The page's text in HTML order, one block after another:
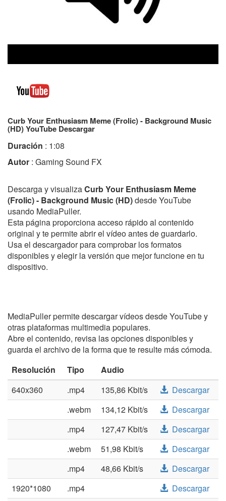
Curb Your Enthusiasm Meme (Frolic) - Background Music
(HD) YouTube Descargar
Duración : 1:08
Autor : Gaming Sound FX
Descarga y visualizaCurb Your Enthusiasm Meme
(Frolic) - Background Music (HD)desde YouTube
usando MediaPuller.
Esta página proporciona acceso rápido al contenido
original y te permite abrir el vídeo antes de guardarlo.
Usa el descargador para comprobar los formatos
disponibles y elegir la versión que mejor funcione en tu
dispositivo.
MediaPuller permite descargar vídeos desde YouTube y
otras plataformas multimedia populares.
Abre el contenido, revisa las opciones disponibles y
guarda el archivo de la forma que te resulte más cómoda.
Resolución
Tipo
Audio
640x360
.mp4 135,86 Kbit/s
Descargar
.webm
134,12 Kbit/s
Descargar
.mp4
127,47 Kbit/s
Descargar
.webm
51,98 Kbit/s
Descargar
.mp4
48,66 Kbit/s
Descargar
1920*1080
.mp4
Descargar